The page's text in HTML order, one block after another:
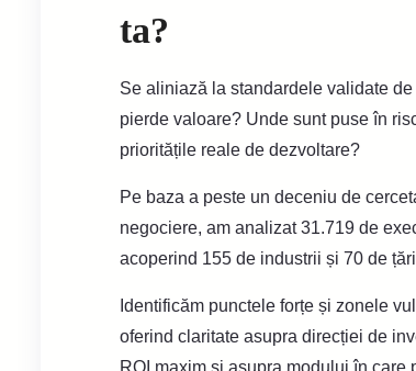
ta?
Se aliniază la standardele validate
pierde valoare? Unde sunt puse în
prioritățile reale de dezvoltare?
Pe baza a peste un deceniu de
negociere, am analizat 31.719 de
acoperind 155 de industrii și 70 de
Identificăm punctele forțe și zonele
oferind claritate asupra direcției de
ROI maxim și asupra modului în care